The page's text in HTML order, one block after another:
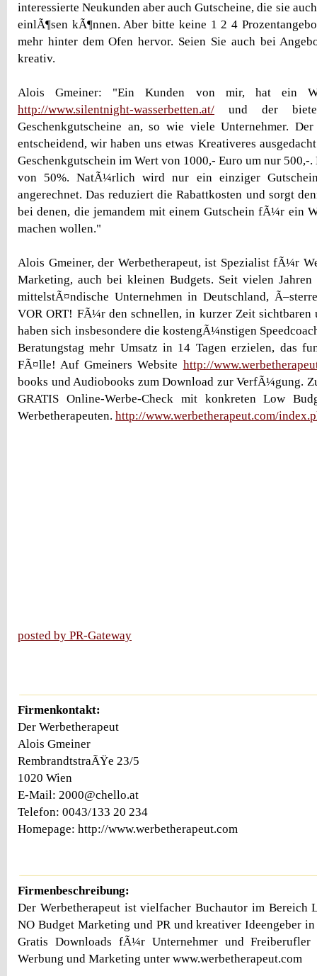
interessierte Neukunden aber auch Gutscheine, die sie
einlÃ¶sen kÃ¶nnen. Aber bitte keine 1 2 4
mehr hinter dem Ofen hervor. Seien Sie auch bei
kreativ.
Alois Gmeiner: "Ein Kunden von mir, hat ein
http://www.silentnight-wasserbetten.at/ und der
Geschenkgutscheine an, so wie viele Unternehmer.
entscheidend, wir haben uns etwas Kreativeres
Geschenkgutschein im Wert von 1000,- Euro um nur 500,-.
von 50%. NatÃ¼rlich wird nur ein einziger
angerechnet. Das reduziert die Rabattkosten und sorgt
bei denen, die jemandem mit einem Gutschein fÃ¼r ein
machen wollen."
Alois Gmeiner, der Werbetherapeut, ist Spezialist fÃ¼r
Marketing, auch bei kleinen Budgets. Seit vielen
mittelstÃ¤ndische Unternehmen in Deutschland,
VOR ORT! FÃ¼r den schnellen, in kurzer Zeit sichtbaren
haben sich insbesondere die kostengÃ¼nstigen
Beratungstag mehr Umsatz in 14 Tagen erzielen, das
FÃ¤lle! Auf Gmeiners Website http://
books und Audiobooks zum Download zur VerfÃ¼gung.
GRATIS Online-Werbe-Check mit konkreten Low
Werbetherapeuten. http://www.werbetherapeut.com/
posted by PR-Gateway
Firmenkontakt:
Der Werbetherapeut
Alois Gmeiner
RembrandtstraÃŸe 23/5
1020 Wien
E-Mail: 2000@chello.at
Telefon: 0043/133 20 234
Homepage: http://www.werbetherapeut.com
Firmenbeschreibung:
Der Werbetherapeut ist vielfacher Buchautor im Bereich
NO Budget Marketing und PR und kreativer Ideengeber
Gratis Downloads fÃ¼r Unternehmer und Freiberufler
Werbung und Marketing unter www.werbetherapeut.com